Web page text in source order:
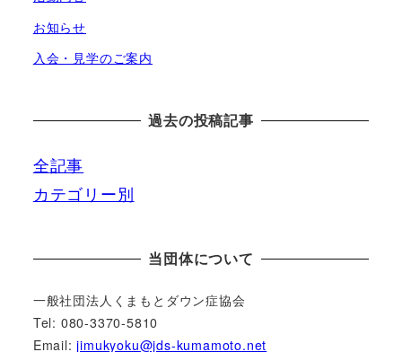
お知らせ
入会・見学のご案内
過去の投稿記事
全記事
カテゴリー別
当団体について
一般社団法人くまもとダウン症協会
Tel: 080-3370-5810
Email:jimukyoku@jds-kumamoto.net